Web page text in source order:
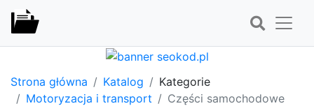
Strona główna Katalog
Kategorie
Motoryzacja i transport
Części samochodowe